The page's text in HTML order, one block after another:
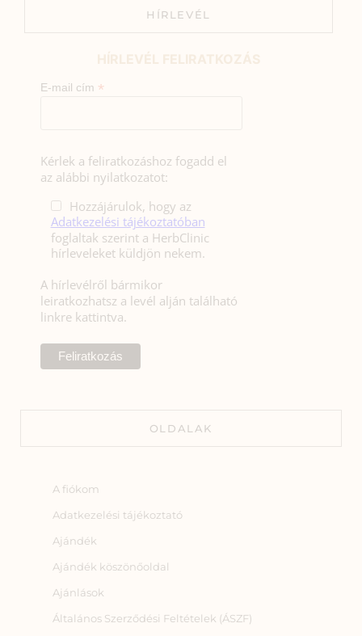
HÍRLEVÉL
E-mail cím *
Kérlek a feliratkozáshoz fogadd el
az alábbi nyilatkozatot:
Hozzájárulok, hogy az
Adatkezelési tájékoztatóban
foglaltak szerint a HerbClinic
hírleveleket küldjön nekem.
A hírlevélről bármikor
leiratkozhatsz a levél alján található
linkre kattintva.
OLDALAK
A fiókom
Adatkezelési tájékoztató
Ajándék
Ajándék köszönőoldal
Ajánlások
Általános Szerződési Feltételek (ÁSZF)